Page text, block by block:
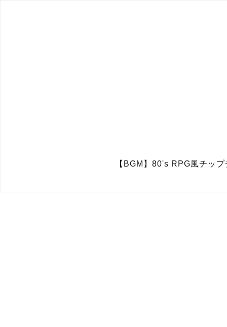
【BGM】80's RPG風チッ